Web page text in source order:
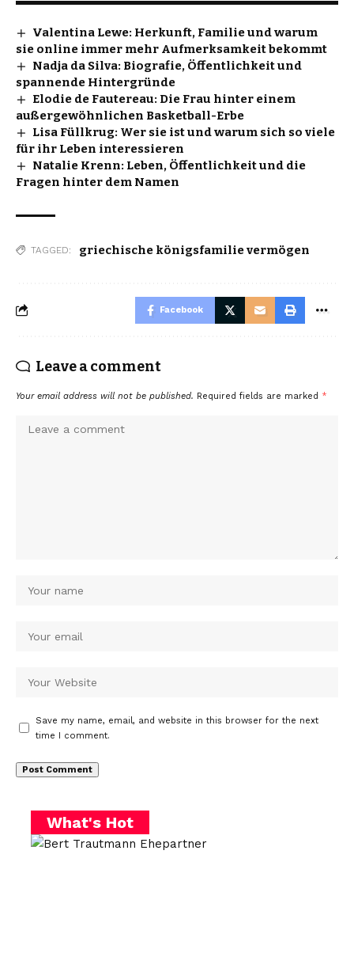
Valentina Lewe: Herkunft, Familie und warum
sie online immer mehr Aufmerksamkeit bekommt
Nadja da Silva: Biografie, Öffentlichkeit und
spannende Hintergründe
Elodie de Fautereau: Die Frau hinter einem
außergewöhnlichen Basketball-Erbe
Lisa Füllkrug: Wer sie ist und warum sich so viele
für ihr Leben interessieren
Natalie Krenn: Leben, Öffentlichkeit und die
Fragen hinter dem Namen
TAGGED: griechische königsfamilie vermögen
Facebook
Leave a comment
Your email address will not be published. Required fields are marked *
Save my name, email, and website in this browser for the next
time I comment.
What's Hot